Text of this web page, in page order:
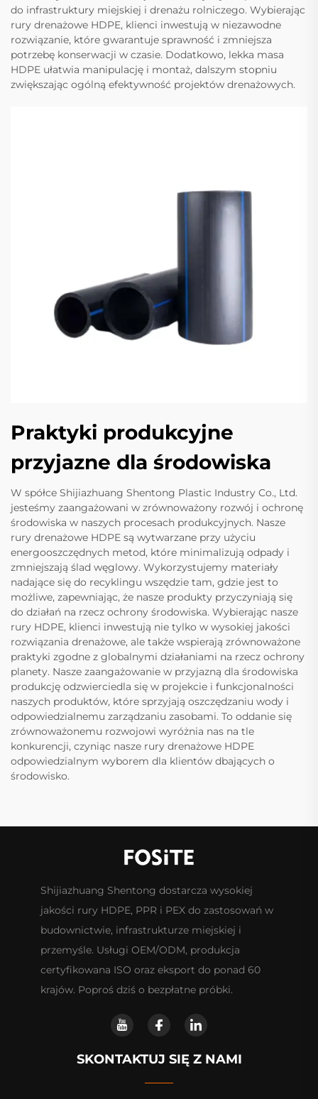
do infrastruktury miejskiej i drenażu rolniczego. Wybierając
rury drenażowe HDPE, klienci inwestują w niezawodne
rozwiązanie, które gwarantuje sprawność i zmniejsza
potrzebę konserwacji w czasie. Dodatkowo, lekka masa
HDPE ułatwia manipulację i montaż, dalszym stopniu
zwiększając ogólną efektywność projektów drenażowych.
Praktyki produkcyjne
przyjazne dla środowiska
W spółce Shijiazhuang Shentong Plastic Industry Co., Ltd.
jesteśmy zaangażowani w zrównoważony rozwój i ochronę
środowiska w naszych procesach produkcyjnych. Nasze
rury drenażowe HDPE są wytwarzane przy użyciu
energooszczędnych metod, które minimalizują odpady i
zmniejszają ślad węglowy. Wykorzystujemy materiały
nadające się do recyklingu wszędzie tam, gdzie jest to
możliwe, zapewniając, że nasze produkty przyczyniają się
do działań na rzecz ochrony środowiska. Wybierając nasze
rury HDPE, klienci inwestują nie tylko w wysokiej jakości
rozwiązania drenażowe, ale także wspierają zrównoważone
praktyki zgodne z globalnymi działaniami na rzecz ochrony
planety. Nasze zaangażowanie w przyjazną dla środowiska
produkcję odzwierciedla się w projekcie i funkcjonalności
naszych produktów, które sprzyjają oszczędzaniu wody i
odpowiedzialnemu zarządzaniu zasobami. To oddanie się
zrównoważonemu rozwojowi wyróżnia nas na tle
konkurencji, czyniąc nasze rury drenażowe HDPE
odpowiedzialnym wyborem dla klientów dbających o
środowisko.
Shijiazhuang Shentong dostarcza wysokiej
jakości rury HDPE, PPR i PEX do zastosowań w
budownictwie, infrastrukturze miejskiej i
przemyśle. Usługi OEM/ODM, produkcja
certyfikowana ISO oraz eksport do ponad 60
krajów. Poproś dziś o bezpłatne próbki.
SKONTAKTUJ SIĘ Z NAMI